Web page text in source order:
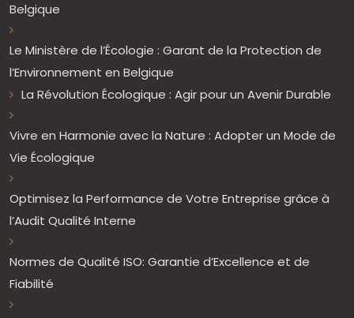
Belgique
Le Ministère de l’Écologie : Garant de la Protection de
l’Environnement en Belgique
La Révolution Écologique : Agir pour un Avenir Durable
Vivre en Harmonie avec la Nature : Adopter un Mode de
Vie Écologique
Optimisez la Performance de Votre Entreprise grâce à
l’Audit Qualité Interne
Normes de Qualité ISO: Garantie d’Excellence et de
Fiabilité